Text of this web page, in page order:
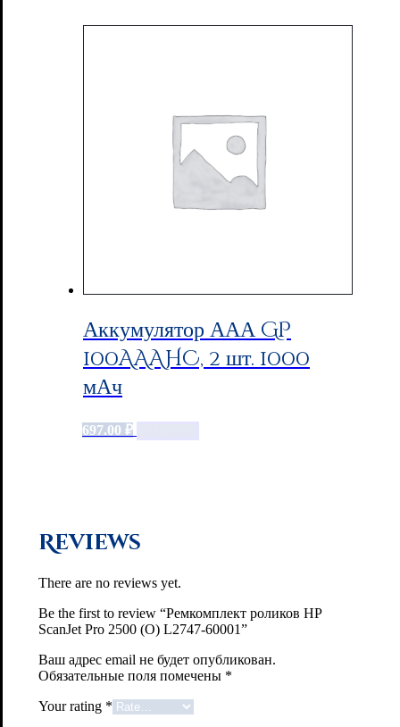
Аккумулятор ААА GP
100AAAHC, 2 шт. 1000
мАч
697.00 ₽
Reviews
There are no reviews yet.
Be the first to review “Ремкомплект роликов HP
ScanJet Pro 2500 (О) L2747-60001”
Ваш адрес email не будет опубликован.
Обязательные поля помечены *
Your rating *